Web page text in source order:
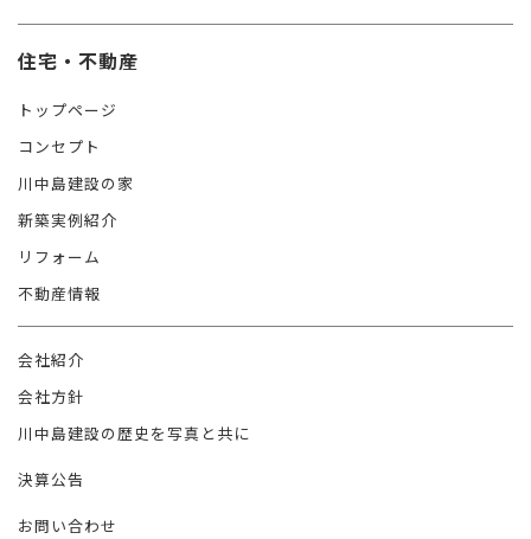
住宅・不動産
トップページ
コンセプト
川中島建設の家
新築実例紹介
リフォーム
不動産情報
会社紹介
会社方針
川中島建設の歴史を写真と共に
決算公告
お問い合わせ